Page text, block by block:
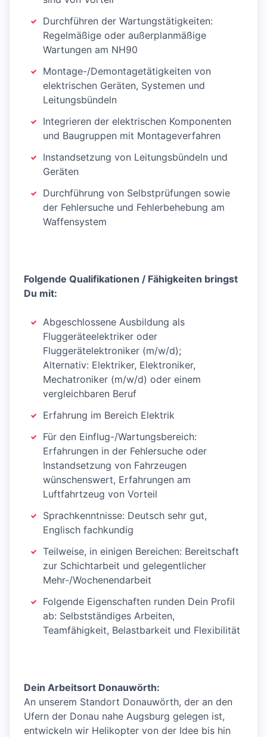
Durchführen der Wartungstätigkeiten:
Regelmäßige oder außerplanmäßige
Wartungen am NH90
Montage-/Demontagetätigkeiten von
elektrischen Geräten, Systemen und
Leitungsbündeln
Integrieren der elektrischen Komponenten
und Baugruppen mit Montageverfahren
Instandsetzung von Leitungsbündeln und
Geräten
Durchführung von Selbstprüfungen sowie
der Fehlersuche und Fehlerbehebung am
Waffensystem
Folgende Qualifikationen / Fähigkeiten bringst
Du mit:
Abgeschlossene Ausbildung als
Fluggeräteelektriker oder
Fluggerätelektroniker (m/w/d);
Alternativ: Elektriker, Elektroniker,
Mechatroniker (m/w/d) oder einem
vergleichbaren Beruf
Erfahrung im Bereich Elektrik
Für den Einflug-/Wartungsbereich:
Erfahrungen in der Fehlersuche oder
Instandsetzung von Fahrzeugen
wünschenswert, Erfahrungen am
Luftfahrtzeug von Vorteil
Sprachkenntnisse: Deutsch sehr gut,
Englisch fachkundig
Teilweise, in einigen Bereichen: Bereitschaft
zur Schichtarbeit und gelegentlicher
Mehr-/Wochenendarbeit
Folgende Eigenschaften runden Dein Profil
ab: Selbstständiges Arbeiten,
Teamfähigkeit, Belastbarkeit und Flexibilität
Dein Arbeitsort Donauwörth:
An unserem Standort Donauwörth, der an den
Ufern der Donau nahe Augsburg gelegen ist,
entwickeln wir Helikopter von der Idee bis hin